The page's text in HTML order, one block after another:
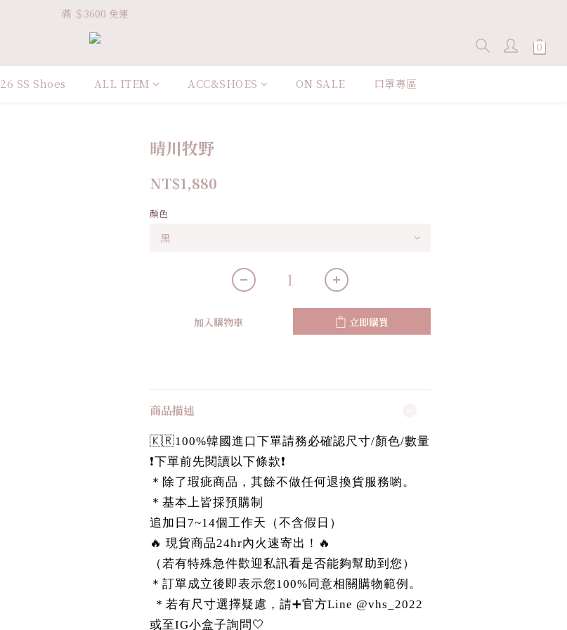
Welcome VHS.co
滿 ＄3600 免運
Welcome VHS.co
26 SS Shoes ALL ITEM ACC&SHOES ON SALE 口罩專區
晴川牧野
NT$1,880
顏色
加入購物車 立即購買
商品描述
🇰🇷100%韓國進口下單請務必確認尺寸/顏色/數量
❗️下單前先閱讀以下條款❗️
＊除了瑕疵商品，其餘不做任何退換貨服務喲。
＊基本上皆採預購制
追加日7~14個工作天（不含假日）
🔥 現貨商品24hr內火速寄出！🔥
（若有特殊急件歡迎私訊看是否能夠幫助到您）
＊訂單成立後即表示您100%同意相關購物範例。
＊若有尺寸選擇疑慮，請➕官方Line @vhs_2022
或至IG小盒子詢問🤍